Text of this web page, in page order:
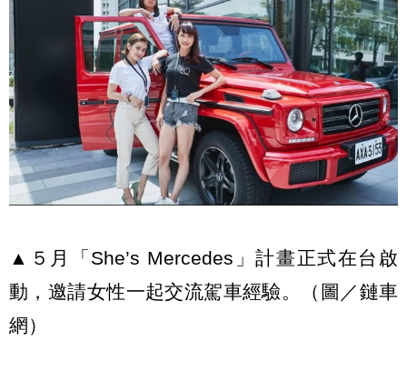
▲５月「She’s Mercedes」計畫正式在台啟
動，邀請女性一起交流駕車經驗。（圖／鏈車
網）